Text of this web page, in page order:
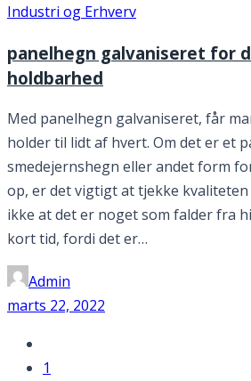
Industri og Erhverv
panelhegn galvaniseret for
holdbarhed
Med panelhegn galvaniseret, får
holder til lidt af hvert. Om det er et
smedejernshegn eller andet form
op, er det vigtigt at tjekke
ikke at det er noget som falder fra
kort tid, fordi det er…
Admin
marts 22, 2022
1